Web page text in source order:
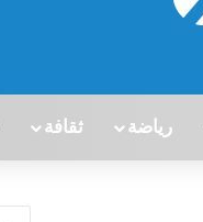
رياضة ثقافة